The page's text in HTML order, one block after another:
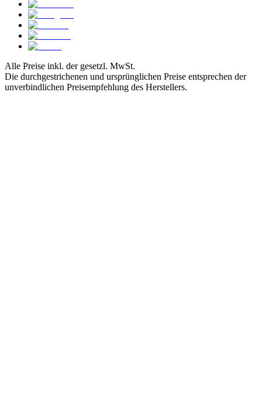
Alle Preise inkl. der gesetzl. MwSt.
Die durchgestrichenen und ursprünglichen Preise entsprechen der
unverbindlichen Preisempfehlung des Herstellers.